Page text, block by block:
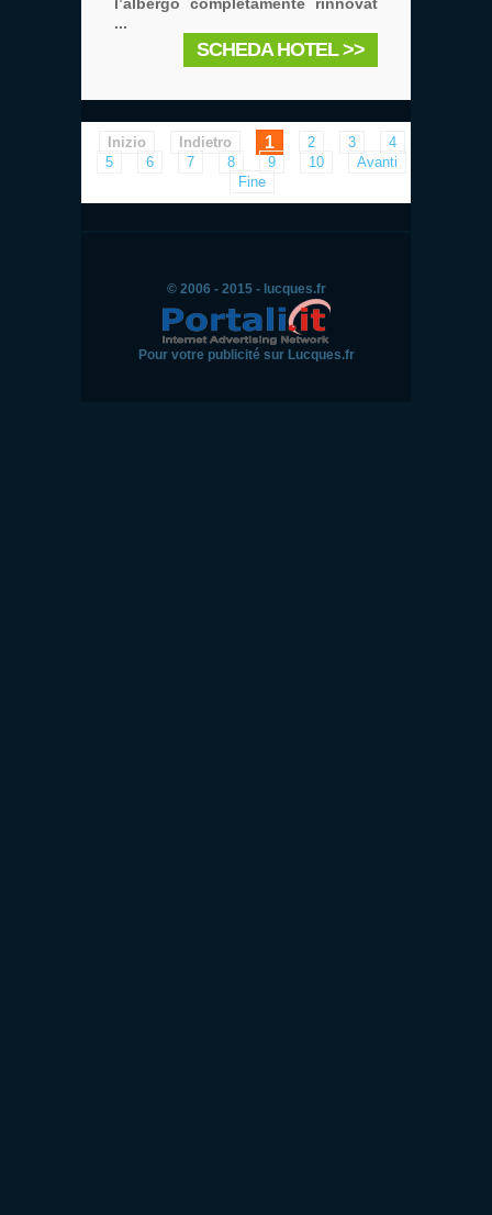
...
SCHEDA HOTEL >>
Inizio Indietro 1 2 3
4
5
6 7 8 9 10
Avanti
Fine
© 2006 - 2015 - lucques.fr
Pour votre publicité sur Lucques.fr